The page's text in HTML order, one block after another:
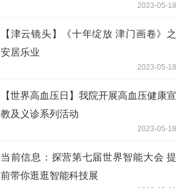
2023-05-18
【津云镜头】《十年绽放 津门画卷》之
安居乐业
2023-05-18
【世界高血压日】我院开展高血压健康宣
教及义诊系列活动
2023-05-18
当前信息：探营第七届世界智能大会 提
前带你逛逛智能科技展